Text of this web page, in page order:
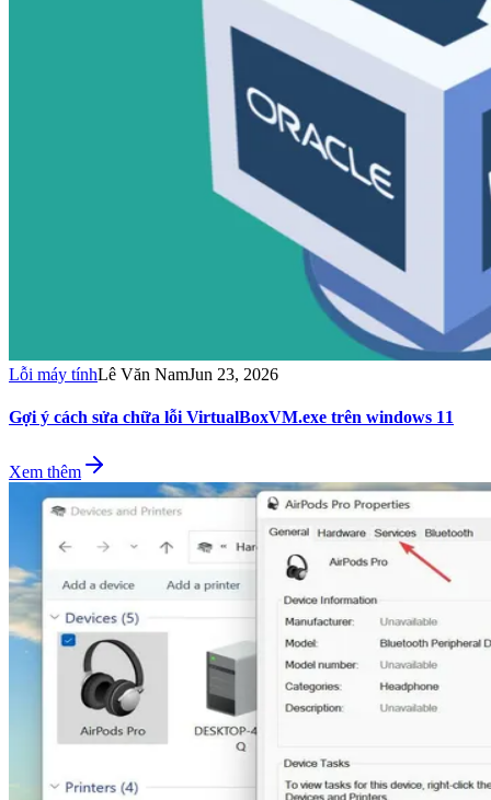
Lỗi máy tínhLê Văn NamJun 23, 2026
Gợi ý cách sửa chữa lỗi VirtualBoxVM.exe trên windows 11
Xem thêm